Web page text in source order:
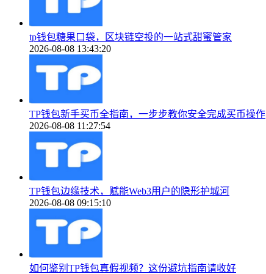
tp钱包糖果口袋，区块链空投的一站式甜蜜管家
2026-08-08 13:43:20
TP钱包新手买币全指南，一步步教你安全完成买币操作
2026-08-08 11:27:54
TP钱包边缘技术，赋能Web3用户的隐形护城河
2026-08-08 09:15:10
如何鉴别TP钱包真假视频？这份避坑指南请收好